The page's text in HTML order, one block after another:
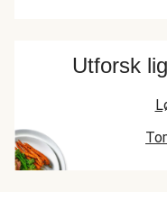
Utforsk